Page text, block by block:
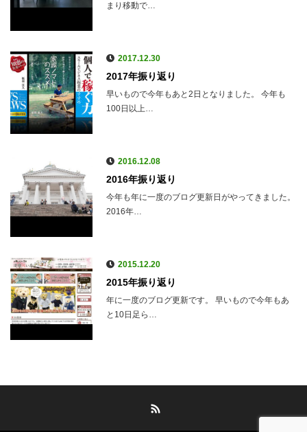
まり移動で…
2017.12.30
2017年振り返り
早いもので今年もあと2日となりました。 今年も
100日以上…
2016.12.08
2016年振り返り
今年も年に一度のブログ更新日がやってきました。
2016年…
2015.12.20
2015年振り返り
年に一度のブログ更新です。 早いもので今年もあ
と10日足ら…